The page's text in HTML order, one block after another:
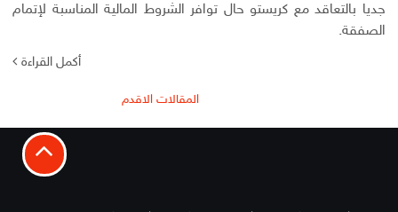
جديا بالتعاقد مع كريستو حال توافر الشروط المالية المناسبة لإتمام
الصفقة.
أكمل القراءة
المقالات
المقالات الاقدم